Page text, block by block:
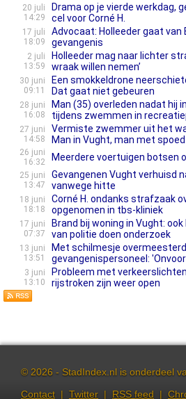
20 juli
14:29
Drama op je vierde werkdag,
cel voor Corné H.
17 juli
18:09
Advocaat: Holleeder gaat van
gevangenis
2 juli
13:59
Holleeder mag naar lichter
wraak willen nemen’
30 juni
09:11
Een smokkeldrone
Dat gaat niet gebeuren
28 juni
16:08
Man (35) overleden nadat hij
tijdens zwemmen in
27 juni
14:58
Vermiste zwemmer uit het
Man in Vught, man met
26 juni
16:32
Meerdere voertuigen botsen
25 juni
13:47
Gevangenen Vught verhuisd
vanwege hitte
18 juni
18:18
Corné H. ondanks strafzaak
opgenomen in tbs-kliniek
17 juni
07:37
Brand bij woning in Vught:
van politie doen onderzoek
13 juni
13:51
Met schilmesje
gevangenispersoneel:
3 juni
13:10
Probleem met
rijstroken zijn weer open
© 2026 - StadIndex.nl is onderdeel
Contact | Twitter | RSS feed |